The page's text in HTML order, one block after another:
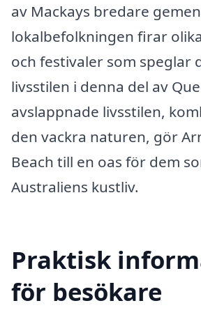
av Mackays bredare
lokalbefolkningen firar
och festivaler som speglar
livsstilen i denna del av
avslappnade livsstilen,
den vackra naturen, gör
Beach till en oas för dem
Australiens kustliv.
Praktisk
för besökare